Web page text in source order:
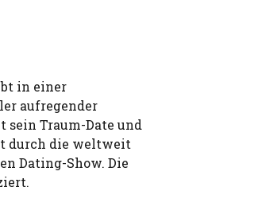
in einer
aufregender
Traum-Date und
durch die weltweit
Dating-Show. Die